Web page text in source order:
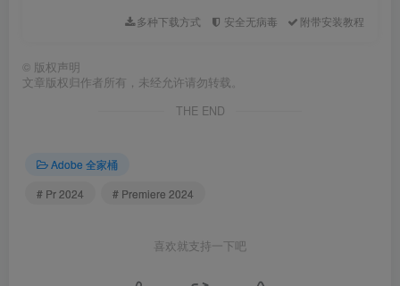
多种下载方式 安全无病毒 附带安装教程
© 版权声明
文章版权归作者所有，未经允许请勿转载。
THE END
Adobe 全家桶
# Pr 2024
# Premiere 2024
喜欢就支持一下吧